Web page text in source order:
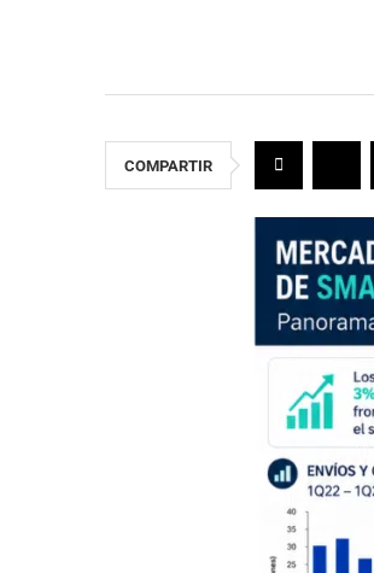
COMPARTIR